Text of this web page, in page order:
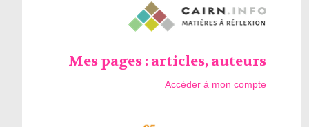
Mes pages : articles, auteurs
Accéder à mon compte